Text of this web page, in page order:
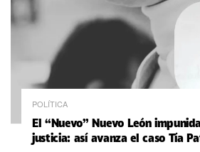
POLÍTICA
El “Nuevo” Nuevo León
justicia: así avanza el caso Tía